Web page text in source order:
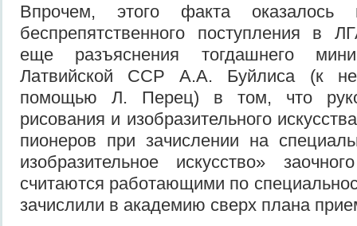
Впрочем, этого факта оказалось
беспрепятственного поступления в
еще разъяснения тогдашнего
Латвийской ССР А.А. Буйлиса (к
помощью Л. Перец) в том, что
рисования и изобразительного
пионеров при зачислении на
изобразительное искусство»
считаются работающими по
зачислили в академию сверх плана